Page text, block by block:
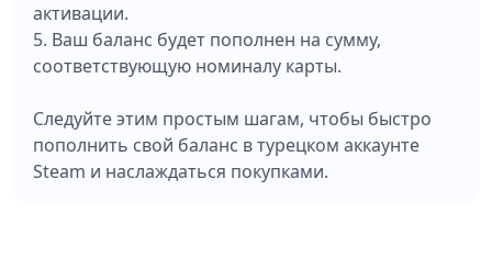
активации.
5. Ваш баланс будет пополнен на сумму,
соответствующую номиналу карты.
Следуйте этим простым шагам, чтобы быстро
пополнить свой баланс в турецком аккаунте
Steam и наслаждаться покупками.